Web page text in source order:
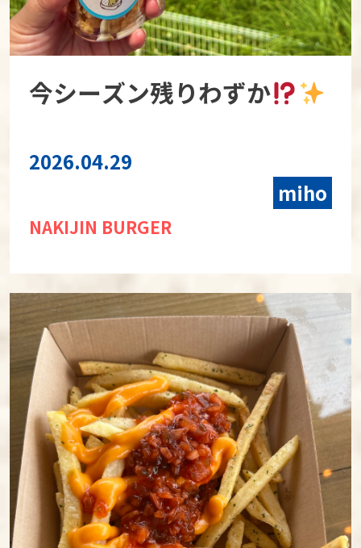
今シーズン残りわずか
2026.04.29
miho
NAKIJIN BURGER